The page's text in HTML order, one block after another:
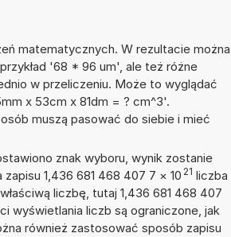
matematycznych. W rezultacie można
'68 * 96 um', ale też różne
w przeliczeniu. Może to wyglądać
x 53cm x 81dm = ? cm^3'.
muszą pasować do siebie i mieć
znak wyboru, wynik zostanie
zapisu 1,436 681 468 407 7 × 10 21 liczba
liczbę, tutaj 1,436 681 468 407
wyświetlania liczb są ograniczone, jak
również zastosować sposób zapisu